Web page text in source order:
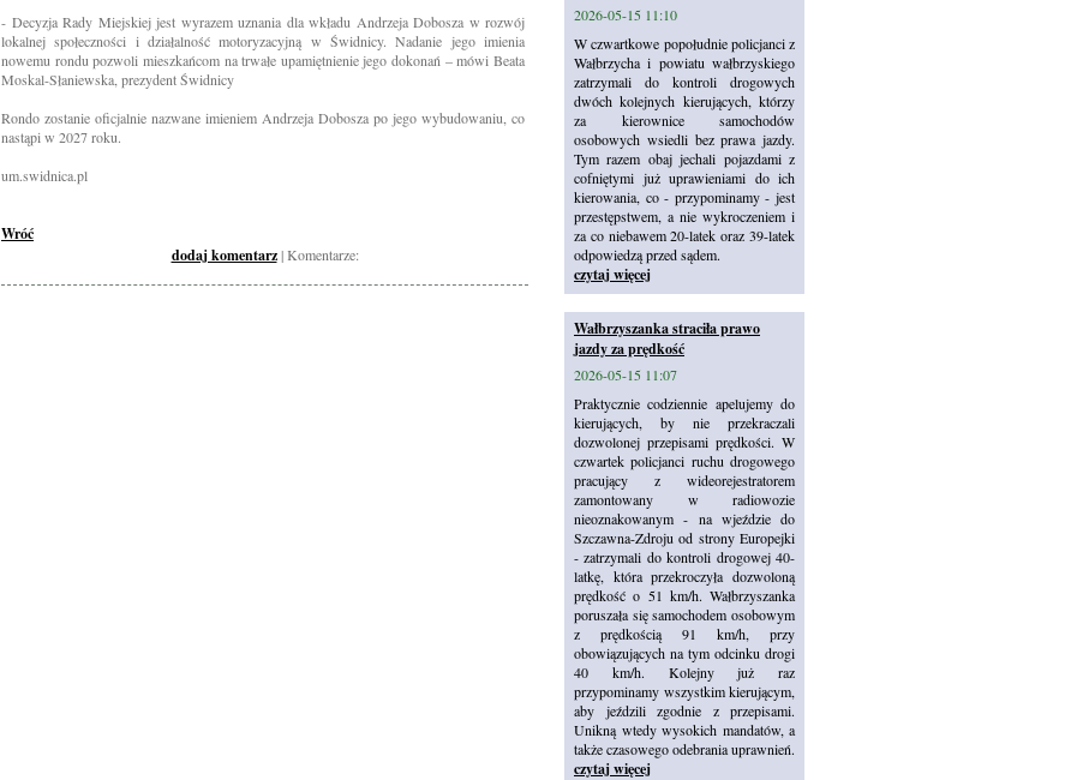
- Decyzja Rady Miejskiej jest wyrazem uznania dla wkładu Andrzeja Dobosza w rozwój
lokalnej społeczności i działalność motoryzacyjną w Świdnicy. Nadanie jego imienia
nowemu rondu pozwoli mieszkańcom na trwałe upamiętnienie jego dokonań – mówi Beata
Moskal-Słaniewska, prezydent Świdnicy
Rondo zostanie oficjalnie nazwane imieniem Andrzeja Dobosza po jego wybudowaniu, co
nastąpi w 2027 roku.
um.swidnica.pl
Wróć
dodaj komentarz| Komentarze:
2026-05-15 11:10
W czwartkowe popołudnie policjanci z
Wałbrzycha i powiatu wałbrzyskiego
zatrzymali do kontroli drogowych
dwóch kolejnych kierujących, którzy
za kierownice samochodów
osobowych wsiedli bez prawa jazdy.
Tym razem obaj jechali pojazdami z
cofniętymi już uprawieniami do ich
kierowania, co - przypominamy - jest
przestępstwem, a nie wykroczeniem i
za co niebawem 20-latek oraz 39-latek
odpowiedzą przed sądem.
czytaj więcej
Wałbrzyszanka straciła prawo
jazdy za prędkość
2026-05-15 11:07
Praktycznie codziennie apelujemy do
kierujących, by nie przekraczali
dozwolonej przepisami prędkości. W
czwartek policjanci ruchu drogowego
pracujący z wideorejestratorem
zamontowany w radiowozie
nieoznakowanym - na wjeździe do
Szczawna-Zdroju od strony Europejki
- zatrzymali do kontroli drogowej 40-
latkę, która przekroczyła dozwoloną
prędkość o 51 km/h. Wałbrzyszanka
poruszała się samochodem osobowym
z prędkością 91 km/h, przy
obowiązujących na tym odcinku drogi
40 km/h. Kolejny już raz
przypominamy wszystkim kierującym,
aby jeździli zgodnie z przepisami.
Unikną wtedy wysokich mandatów, a
także czasowego odebrania uprawnień.
czytaj więcej